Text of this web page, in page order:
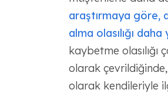
araştırmaya göre,
alma olasılığı
kaybetme
olarak
olarak kendileriyle